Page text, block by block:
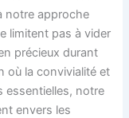
notre approche
limitent pas à vider
précieux durant
où la convivialité et
essentielles, notre
envers les